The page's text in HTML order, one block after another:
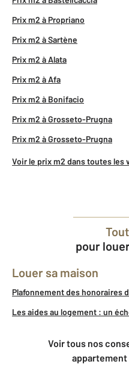
Prix m2 à Propriano
Prix m2 à Sartène
Prix m2 à Alata
Prix m2 à Afa
Prix m2 à Bonifacio
Prix m2 à Grosseto-Prugna
Prix m2 à Grosseto-Prugna
Voir le prix m2 dans toutes les
pour
Louer sa maison
Plafonnement des honoraires
Les aides au logement : un
Voir tous nos conseils sur la location d'un
appartement